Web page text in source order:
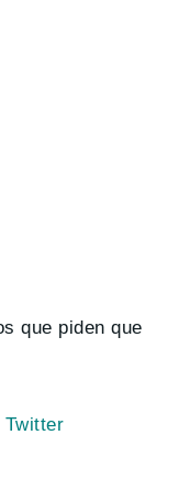
que piden que